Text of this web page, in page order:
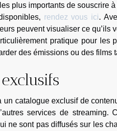
plus importants de souscrire
rendez vous ici.
peuvent visualiser ce qu’ils
pratique pour les
des émissions ou des films
catalogue exclusif de
services de streaming.
ne sont pas diffusés sur les